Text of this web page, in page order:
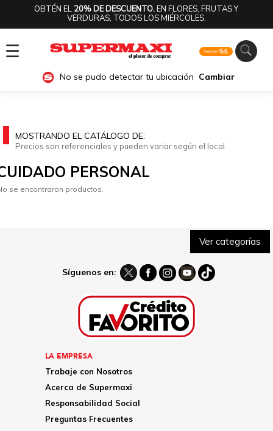
OBTÉN EL 20% DE DESCUENTO.EN FLORES, FRUTAS Y
VERDURAS, TODOS LOS MIÉRCOLES.
☰
No se pudo detectar tu ubicación Cambiar
Ver categorías
MOSTRANDO EL CATÁLOGO DE:
Precios son referenciales y pueden variar según el local.
PERSONAL
se encontraron productos.
Síguenos en:
LA EMPRESA
Trabaje con Nosotros
Acerca de Supermaxi
Responsabilidad Social
Preguntas Frecuentes